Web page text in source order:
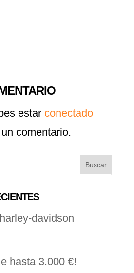
estar conectado
comentario.
davidson
hasta 3.000 €!